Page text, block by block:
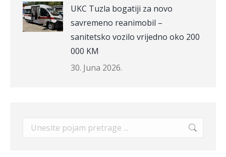
UKC Tuzla bogatiji za novo
savremeno reanimobil –
sanitetsko vozilo vrijedno oko 200
000 KM
30. Juna 2026.
Search: